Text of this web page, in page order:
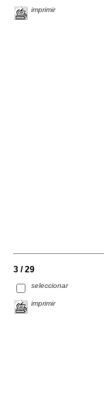
imprimir
3 / 29
seleccionar
imprimir